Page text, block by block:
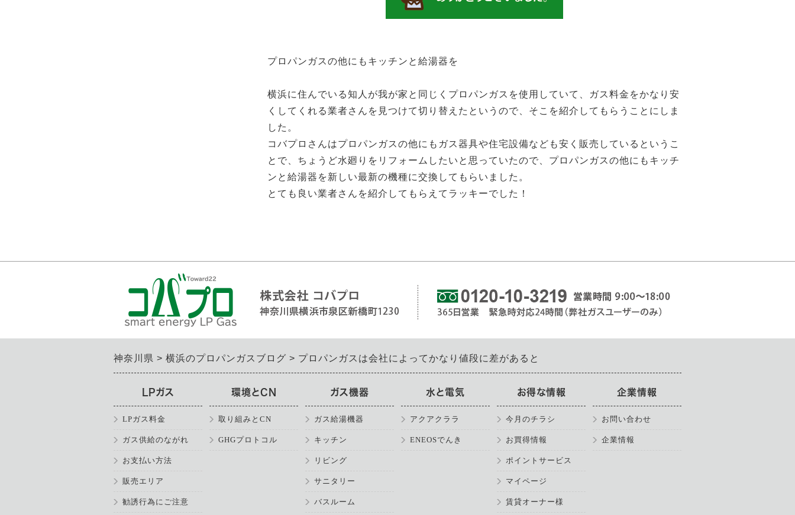
プロパンガスの他にもキッチンと給湯器を
横浜に住んでいる知人が我が家と同じくプロパンガスを使用していて、ガス料金をかなり安
くしてくれる業者さんを見つけて切り替えたというので、そこを紹介してもらうことにしま
した。
コバプロさんはプロパンガスの他にもガス器具や住宅設備なども安く販売しているというこ
とで、ちょうど水廻りをリフォームしたいと思っていたので、プロパンガスの他にもキッチ
ンと給湯器を新しい最新の機種に交換してもらいました。
とても良い業者さんを紹介してもらえてラッキーでした！
神奈川県 横浜のプロパンガスブログ プロパンガスは会社によってかなり値段に差があると
LPガス
LPガス料金
ガス供給のながれ
お支払い方法
販売エリア
勧誘行為にご注意
環境とCN
取り組みとCN
GHGプロトコル
ガス機器
ガス給湯機器
キッチン
リビング
サニタリー
バスルーム
水と電気
アクアクララ
ENEOSでんき
お得な情報
今月のチラシ
お買得情報
ポイントサービス
マイページ
賃貸オーナー様
企業情報
お問い合わせ
企業情報